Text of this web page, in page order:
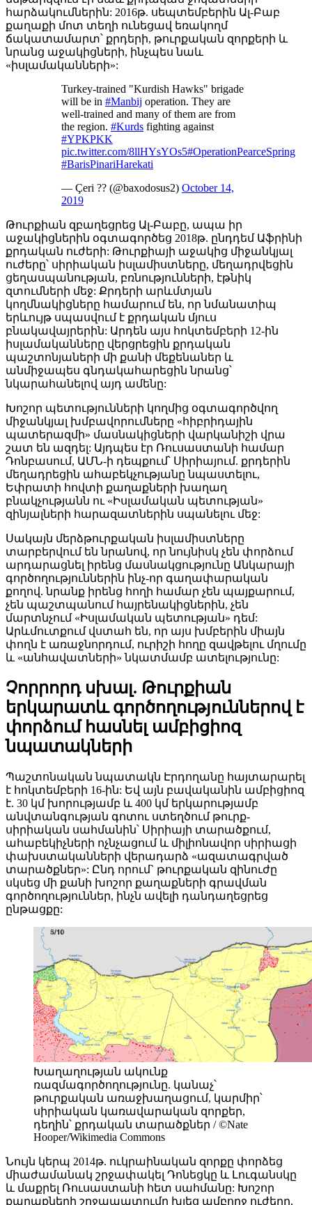
հարձակումներին: 2016թ. սեպտեմբերին Ալ-Բաբ
քաղաքի մոտ տեղի ունեցավ եռակողմ
ճակատամարտ՝ քրդերի, թուրքական զորքերի և
նրանց աջակիցների, ինչպես նաև
«իսլամականների»:
Turkey-trained "Kurdish Hawks" brigade
will be in #Manbij operation. They are
well-trained and many of them are from
the region. #Kurds fighting against
#YPKPKK
pic.twitter.com/8llHYsYOs5#OperationPearceSpring
#BarisPinariHarekati
— Çeri ?? (@baxodosus2) October 14,
2019
Թուրքիան զբաղեցրեց Ալ-Բաբը, ապա իր
աջակիցներին օգտագործեց 2018թ. ընդդեմ Աֆրինի
քրդական ուժերի: Թուրքիայի աջակից միջանկյալ
ուժերը՝ սիրիական իսլամիստները, մեղադրվեցին
ցեղասպանության, բռնությունների, էթնիկ
զտումների մեջ: Քրդերի արևմտյան
կողմնակիցները համարում են, որ նմանատիպ
երևույթ սպասվում է քրդական մյուս
բնակավայրերին: Արդեն այս հոկտեմբերի 12-ին
իսլամականները վերցրեցին քրդական
պաշտոնյաների մի քանի մեքենաներ և
անմիջապես գնդակահարեցին նրանց՝
նկարահանելով այդ ամենը:
Խոշոր պետությունների կողմից օգտագործվող
միջանկյալ խմբավորումները «հիբրիդային
պատերազմի» մասնակիցների վարկանիշի վրա
շատ են ազդել: Այդպես էր Ռուսաստանի համար
Դոնբասում, ԱՄՆ-ի դեպքում՝ Սիրիայում. քրդերին
մեղադրեցին ահաբեկչությանը նպաստելու,
Եփրատի հովտի քաղաքների խաղաղ
բնակչությանն ու «Իսլամական պետության»
զինյալների հարազատներին սպանելու մեջ:
Սակայն մերձթուրքական իսլամիստները
տարբերվում են նրանով, որ նույնիսկ չեն փորձում
արդարացնել իրենց մասնակցությունը Անկարայի
գործողություններին ինչ-որ գաղափարական
քողով. նրանք իրենց հողի համար չեն պայքարում,
չեն պաշտպանում հայրենակիցներին, չեն
մարտնչում «Իսլամական պետության» դեմ:
Արևմուտքում վստահ են, որ այս խմբերին միայն
փողն է առաջնորդում, ուրիշի հողը զավթելու մղումը
և «անհավատների» նկատմամբ ատելությունը:
Չորրորդ սխալ. Թուրքիան
երկարատև գործողություններով է
փորձում հասնել ամբիցիոզ
նպատակների
Պաշտոնական նպատակն Էրդողանը հայտարարել
է հոկտեմբերի 16-ին: Եվ այն բավականին ամբիցիոզ
է. 30 կմ խորությամբ և 400 կմ երկարությամբ
անվտանգության գոտու ստեղծում թուրք-
սիրիական սահմանին՝ Սիրիայի տարածքում,
ահաբեկիչների ոչնչացում և միլիոնավոր սիրիացի
փախստականների վերադարձ «ազատագրված
տարածքներ»: Ընդ որում` թուրքական զինուժը
սկսեց մի քանի խոշոր քաղաքների գրավման
գործողություններ, ինչն ավելի դանդաղեցրեց
ընթացքը:
Խաղաղության ակունք
ռազմագործողությունը. կանաչ՝
թուրքական առաջխաղացում, կարմիր՝
սիրիական կառավարական զորքեր,
դեղին՝ քրդական տարածքներ / ©Nate
Hooper/Wikimedia Commons
Նույն կերպ 2014թ. ուկրաինական զորքը փորձեց
միաժամանակ շրջափակել Դոնեցկը և Լուգանսկը
և մաքրել Ռուսաստանի հետ սահմանը: Խոշոր
քաղաքների շրջապատումը խլեց ամբողջ ուժերը,